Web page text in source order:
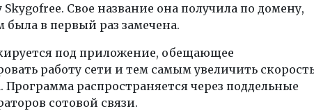
Свое название она получила по домену,
была в первый раз замечена.
под приложение, обещающее
работу сети и тем самым увеличить
Программа распространяется через поддельные
сотовой связи.